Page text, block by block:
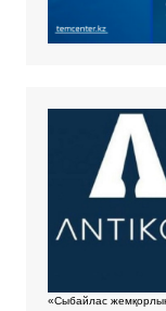
«Сыбайлас